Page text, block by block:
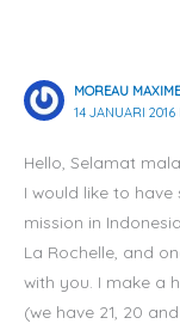
MOREAU MAXIME
14 JANUARI 2016
Hello, Selamat
I would like to
mission in
La Rochelle, and
with you. I make a
(we have 21, 20